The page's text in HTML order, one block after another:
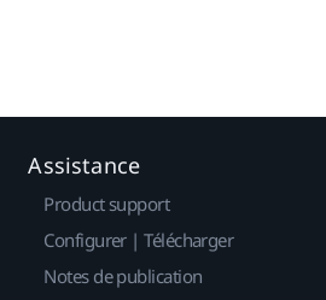
Assistance
Product support
Configurer | Télécharger
Notes de publication